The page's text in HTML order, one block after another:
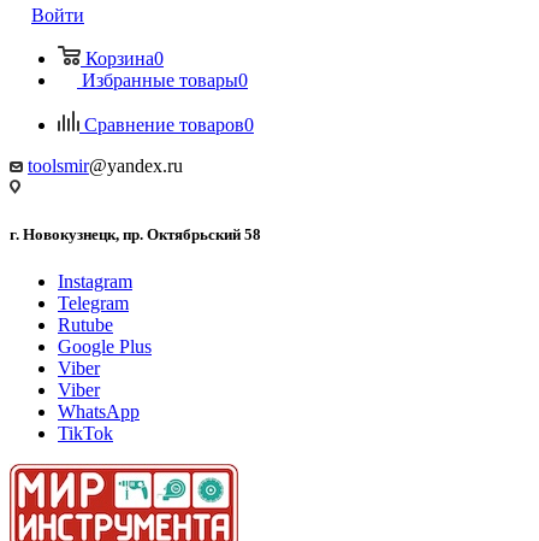
Войти
Корзина0
Избранные товары0
Сравнение товаров0
toolsmir@yandex.ru
г. Новокузнецк, пр. Октябрьский 58
Instagram
Telegram
Rutube
Google Plus
Viber
Viber
WhatsApp
TikTok